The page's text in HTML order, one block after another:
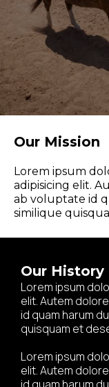
Our Mission
Lorem ipsum
adipisicing elit.
ab voluptate id
similique
Our History
Lorem ipsum
elit. Autem
id quam harum
quisquam et
Lorem ipsum
elit. Autem